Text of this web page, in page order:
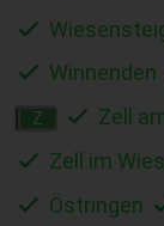
Winnenden
Z
Zell
Zell im
Östringen